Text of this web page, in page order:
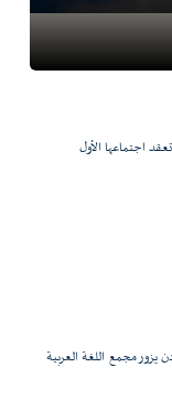
اجتماعها الأول
يزور مجمع اللغة العربية